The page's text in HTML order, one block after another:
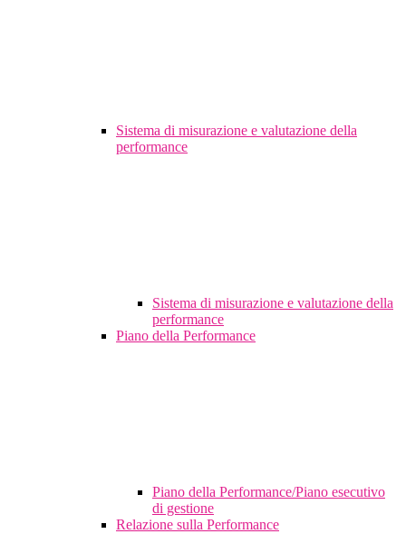
Sistema di misurazione e valutazione della
performance
Sistema di misurazione e valutazione della
performance
Piano della Performance
Piano della Performance/Piano esecutivo
di gestione
Relazione sulla Performance